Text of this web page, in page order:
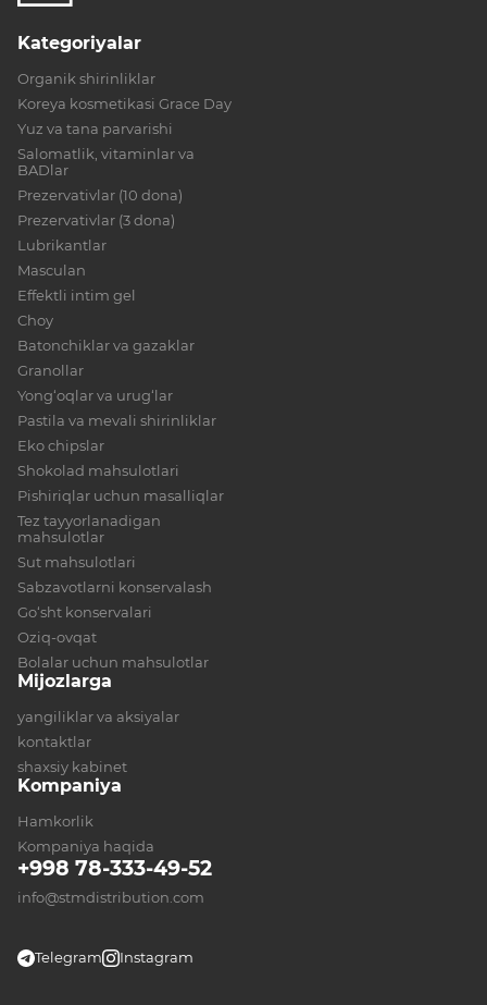
+998 78-333-49-52
info@stmdistribution.com
Telegram Instagram
Kategoriyalar
Organik shirinliklar
Koreya kosmetikasi Grace Day
Yuz va tana parvarishi
Salomatlik, vitaminlar va
BADlar
Prezervativlar (10 dona)
Prezervativlar (3 dona)
Lubrikantlar
Masculan
Effektli intim gel
Choy
Batonchiklar va gazaklar
Granollar
Yong‘oqlar va urug‘lar
Pastila va mevali shirinliklar
Eko chipslar
Shokolad mahsulotlari
Pishiriqlar uchun masalliqlar
Tez tayyorlanadigan
mahsulotlar
Sut mahsulotlari
Sabzavotlarni konservalash
Go‘sht konservalari
Oziq-ovqat
Bolalar uchun mahsulotlar
Mijozlarga
yangiliklar va aksiyalar
kontaktlar
shaxsiy kabinet
Kompaniya
Hamkorlik
Kompaniya haqida